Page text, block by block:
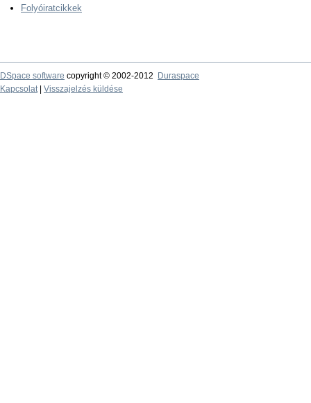
Folyóiratcikkek
DSpace software copyright © 2002-2012
Duraspace
Kapcsolat| Visszajelzés küldése